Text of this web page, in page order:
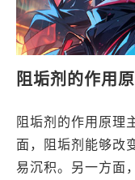
阻垢剂的作用
阻垢剂的作用原理
面，阻垢剂能够改
易沉积。另一方面